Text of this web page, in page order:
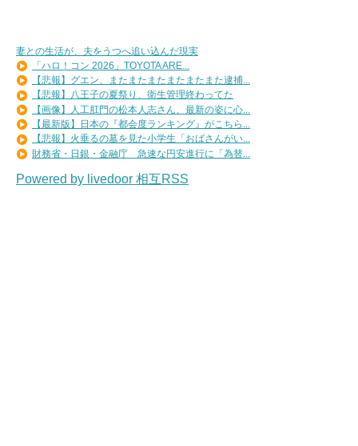
妻との生活が、夫をうつへ追い込んだ現実
「ハロ！コン 2026」TOYOTA ARE...
【悲報】グエン、またまたまたまたまたまた逮捕...
【悲報】八王子の夏祭り、衛生管理終わってた
【画像】人工肛門の松本人志さん、最新の姿に心...
【最新版】日本の『都会度ランキング』がこちら...
【悲報】火垂るの墓を見た小学生「おばさんがい...
財務省・日銀・金融庁 急速な円安進行に「為替...
Powered by livedoor 相互RSS